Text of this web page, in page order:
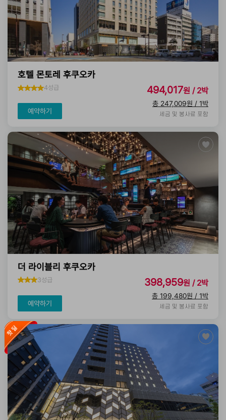
호텔 몬토레 후쿠오카
4성급
예약하기
494,017원 / 2박
총 247,009원 / 1박
세금 및 봉사료 포함
더 라이블리 후쿠오카
3성급
예약하기
398,959원 / 2박
총 199,480원 / 1박
세금 및 봉사료 포함